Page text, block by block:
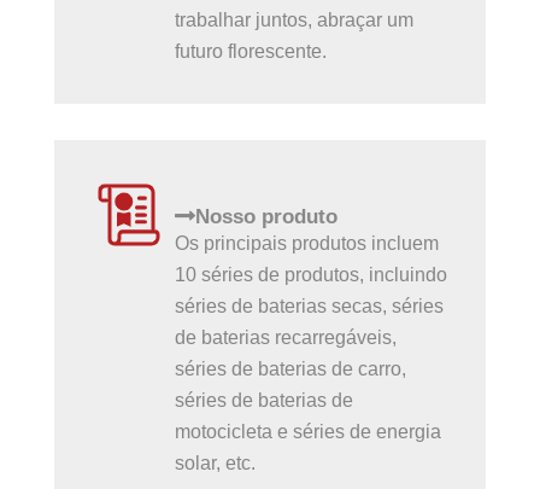
trabalhar juntos, abraçar um
futuro florescente.
Nosso produto
Os principais produtos incluem
10 séries de produtos, incluindo
séries de baterias secas, séries
de baterias recarregáveis,
séries de baterias de carro,
séries de baterias de
motocicleta e séries de energia
solar, etc.